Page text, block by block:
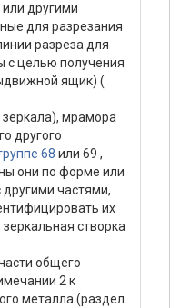
другими
для разрезания
разреза для
с целью получения
ящик) (
зеркала), мрамора
другого
68 или 69 ,
они по форме или
частями,
их
створка
общего
2 к
металла (раздел